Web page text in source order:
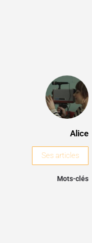
Alice
Ses articles
Mots-clés